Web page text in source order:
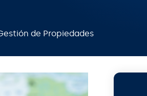
de Propiedades